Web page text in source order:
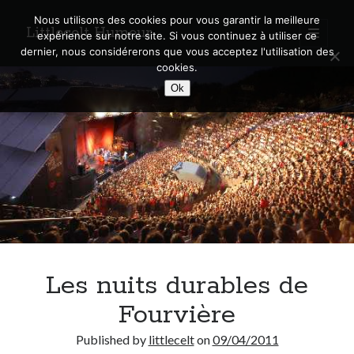
Littlecelt Humeur
open
primary
menu
Sidebar
Recherche sur le blog
Derniers articles
Municipales 2026 : Lyon, Métropole et Caluire, mon choix pour l’avenir
Quel Lyonnais es-tu, Renaud Ducher ?
A quand une véritable place pour le vélo à Caluire dans la Métropole de
Comment je vis ma vie sur un vélo
Les nuits durables de
Fourvière
Published by littlecelton09/04/2011
Nous utilisons des cookies pour vous garantir la meilleure
expérience sur notre site. Si vous continuez à utiliser ce
dernier, nous considérerons que vous acceptez l'utilisation des
cookies.
Ok